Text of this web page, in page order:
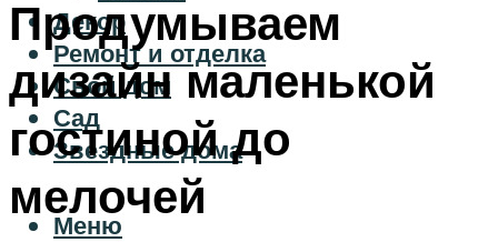
Декор
Ремонт и отделка
Свой дом
Сад
Звездные дома
Меню
Продумываем
дизайн маленькой
гостиной до
мелочей